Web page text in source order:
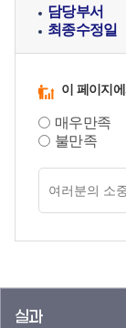
담당부서
최종수정일
이 페이지
매우만족
불만족
의견입력
실과